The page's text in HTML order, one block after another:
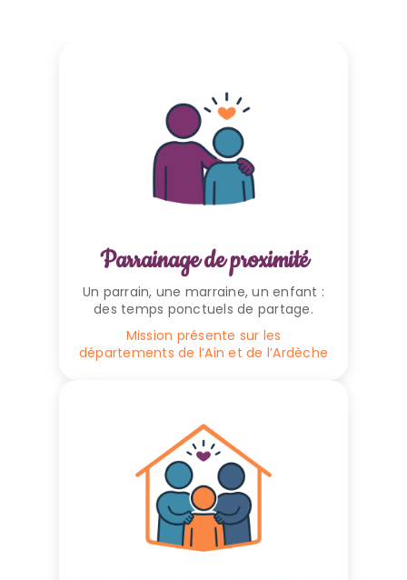
Parrainage de proximité
Un parrain, une marraine, un enfant :
des temps ponctuels de partage.
Mission présente sur les
départements de l’Ain et de l’Ardèche